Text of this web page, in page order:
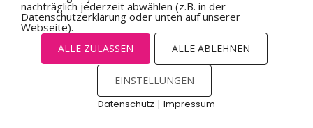
nachträglich jederzeit abwählen (z.B. in der
Datenschutzerklärung oder unten auf unserer
Webseite).
ALLE ZULASSEN ALLE ABLEHNEN
EINSTELLUNGEN
Datenschutz | Impressum